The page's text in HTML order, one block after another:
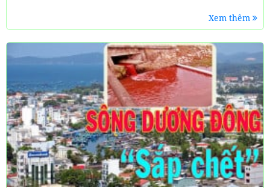
Xem thêm